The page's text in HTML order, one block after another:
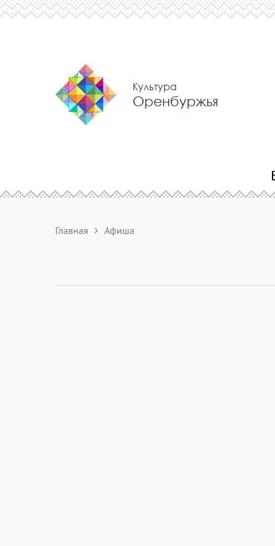
Культура
Оренбуржья
Главная Афиша